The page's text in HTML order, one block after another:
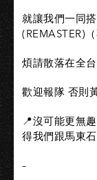
就讓我們一同
(REMASTER)
煩請散落在全
歡迎報隊 否則
📍沒可能更無
得我們跟馬東
–